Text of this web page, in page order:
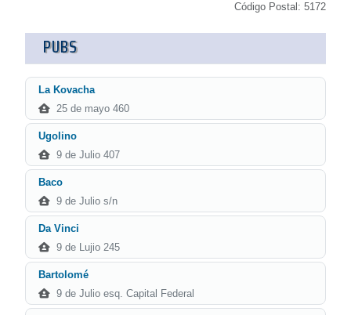
Código Postal: 5172
PUBS
La Kovacha
25 de mayo 460
Ugolino
9 de Julio 407
Baco
9 de Julio s/n
Da Vinci
9 de Lujio 245
Bartolomé
9 de Julio esq. Capital Federal